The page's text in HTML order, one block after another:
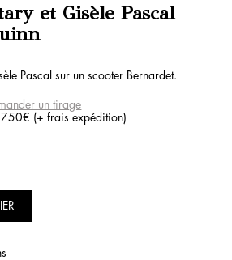
et Gisèle Pascal
Pascal sur un scooter Bernardet.
un tirage
(+ frais expédition)